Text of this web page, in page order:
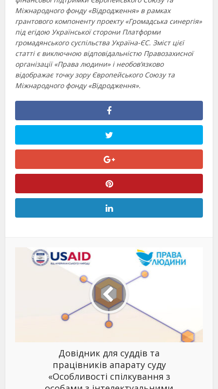
Міжнародного фонду «Відродження» в рамках
грантового компоненту проекту «Громадська синергія»
під егідою Української сторони Платформи
громадянського суспільства Україна-ЄС. Зміст цієї
статті є виключною відповідальністю Правозахисної
організації «Права людини» і необов’язково
відображає точку зору Європейського Союзу та
Міжнародного фонду «Відродження».
Довідник для суддів та
працівників апарату суду
«Особливості спілкування з